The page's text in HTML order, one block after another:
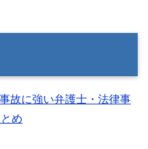
故に強い弁護士・法律事
め